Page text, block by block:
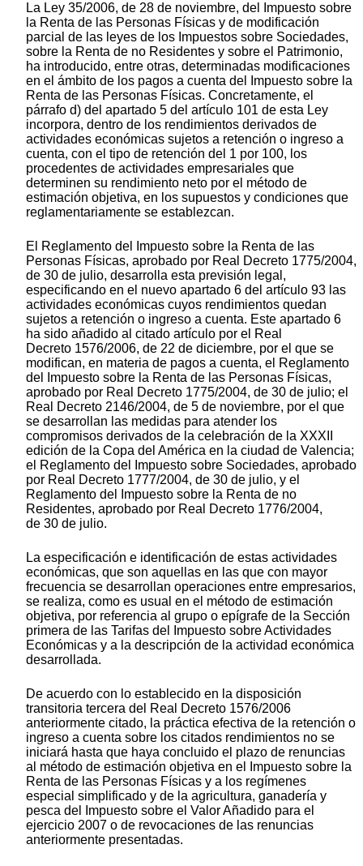
La Ley 35/2006, de 28 de noviembre, del Impuesto sobre
la Renta de las Personas Físicas y de modificación
parcial de las leyes de los Impuestos sobre Sociedades,
sobre la Renta de no Residentes y sobre el Patrimonio,
ha introducido, entre otras, determinadas modificaciones
en el ámbito de los pagos a cuenta del Impuesto sobre la
Renta de las Personas Físicas. Concretamente, el
párrafo d) del apartado 5 del artículo 101 de esta Ley
incorpora, dentro de los rendimientos derivados de
actividades económicas sujetos a retención o ingreso a
cuenta, con el tipo de retención del 1 por 100, los
procedentes de actividades empresariales que
determinen su rendimiento neto por el método de
estimación objetiva, en los supuestos y condiciones que
reglamentariamente se establezcan.
El Reglamento del Impuesto sobre la Renta de las
Personas Físicas, aprobado por Real Decreto 1775/2004,
de 30 de julio, desarrolla esta previsión legal,
especificando en el nuevo apartado 6 del artículo 93 las
actividades económicas cuyos rendimientos quedan
sujetos a retención o ingreso a cuenta. Este apartado 6
ha sido añadido al citado artículo por el Real
Decreto 1576/2006, de 22 de diciembre, por el que se
modifican, en materia de pagos a cuenta, el Reglamento
del Impuesto sobre la Renta de las Personas Físicas,
aprobado por Real Decreto 1775/2004, de 30 de julio; el
Real Decreto 2146/2004, de 5 de noviembre, por el que
se desarrollan las medidas para atender los
compromisos derivados de la celebración de la XXXII
edición de la Copa del América en la ciudad de Valencia;
el Reglamento del Impuesto sobre Sociedades, aprobado
por Real Decreto 1777/2004, de 30 de julio, y el
Reglamento del Impuesto sobre la Renta de no
Residentes, aprobado por Real Decreto 1776/2004,
de 30 de julio.
La especificación e identificación de estas actividades
económicas, que son aquellas en las que con mayor
frecuencia se desarrollan operaciones entre empresarios,
se realiza, como es usual en el método de estimación
objetiva, por referencia al grupo o epígrafe de la Sección
primera de las Tarifas del Impuesto sobre Actividades
Económicas y a la descripción de la actividad económica
desarrollada.
De acuerdo con lo establecido en la disposición
transitoria tercera del Real Decreto 1576/2006
anteriormente citado, la práctica efectiva de la retención o
ingreso a cuenta sobre los citados rendimientos no se
iniciará hasta que haya concluido el plazo de renuncias
al método de estimación objetiva en el Impuesto sobre la
Renta de las Personas Físicas y a los regímenes
especial simplificado y de la agricultura, ganadería y
pesca del Impuesto sobre el Valor Añadido para el
ejercicio 2007 o de revocaciones de las renuncias
anteriormente presentadas.